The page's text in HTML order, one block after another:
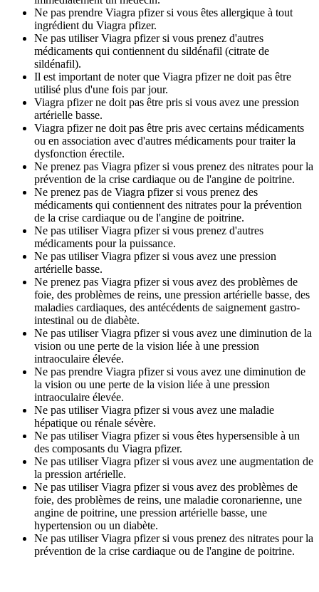
Ne pas prendre Viagra pfizer si vous êtes allergique à tout
ingrédient du Viagra pfizer.
Ne pas utiliser Viagra pfizer si vous prenez d'autres
médicaments qui contiennent du sildénafil (citrate de
sildénafil).
Il est important de noter que Viagra pfizer ne doit pas être
utilisé plus d'une fois par jour.
Viagra pfizer ne doit pas être pris si vous avez une pression
artérielle basse.
Viagra pfizer ne doit pas être pris avec certains médicaments
ou en association avec d'autres médicaments pour traiter la
dysfonction érectile.
Ne prenez pas Viagra pfizer si vous prenez des nitrates pour la
prévention de la crise cardiaque ou de l'angine de poitrine.
Ne prenez pas de Viagra pfizer si vous prenez des
médicaments qui contiennent des nitrates pour la prévention
de la crise cardiaque ou de l'angine de poitrine.
Ne pas utiliser Viagra pfizer si vous prenez d'autres
médicaments pour la puissance.
Ne pas utiliser Viagra pfizer si vous avez une pression
artérielle basse.
Ne prenez pas Viagra pfizer si vous avez des problèmes de
foie, des problèmes de reins, une pression artérielle basse, des
maladies cardiaques, des antécédents de saignement gastro-
intestinal ou de diabète.
Ne pas utiliser Viagra pfizer si vous avez une diminution de la
vision ou une perte de la vision liée à une pression
intraoculaire élevée.
Ne pas prendre Viagra pfizer si vous avez une diminution de
la vision ou une perte de la vision liée à une pression
intraoculaire élevée.
Ne pas utiliser Viagra pfizer si vous avez une maladie
hépatique ou rénale sévère.
Ne pas utiliser Viagra pfizer si vous êtes hypersensible à un
des composants du Viagra pfizer.
Ne pas utiliser Viagra pfizer si vous avez une augmentation de
la pression artérielle.
Ne pas utiliser Viagra pfizer si vous avez des problèmes de
foie, des problèmes de reins, une maladie coronarienne, une
angine de poitrine, une pression artérielle basse, une
hypertension ou un diabète.
Ne pas utiliser Viagra pfizer si vous prenez des nitrates pour la
prévention de la crise cardiaque ou de l'angine de poitrine.